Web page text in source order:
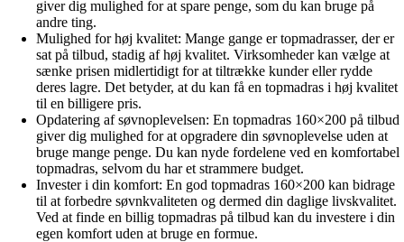
giver dig mulighed for at spare penge, som du kan bruge på
andre ting.
Mulighed for høj kvalitet: Mange gange er topmadrasser, der er
sat på tilbud, stadig af høj kvalitet. Virksomheder kan vælge at
sænke prisen midlertidigt for at tiltrække kunder eller rydde
deres lagre. Det betyder, at du kan få en topmadras i høj kvalitet
til en billigere pris.
Opdatering af søvnoplevelsen: En topmadras 160×200 på tilbud
giver dig mulighed for at opgradere din søvnoplevelse uden at
bruge mange penge. Du kan nyde fordelene ved en komfortabel
topmadras, selvom du har et strammere budget.
Invester i din komfort: En god topmadras 160×200 kan bidrage
til at forbedre søvnkvaliteten og dermed din daglige livskvalitet.
Ved at finde en billig topmadras på tilbud kan du investere i din
egen komfort uden at bruge en formue.